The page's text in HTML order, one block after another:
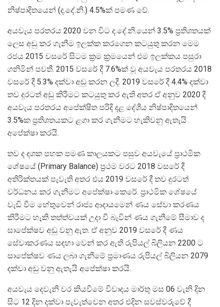
නිෂ්පාදිතයෙන් (ද.දේ.නි.) 4.5%ක් පමණ වේ.
අයවැය පරතරය 2020 වන විට ද.දේ.නි.යෙන් 3.5% ප්‍රතිශතයක්
ලෙස අඩු කර ගැනීම ඉලක්ක කරගෙන කටයුතු කරන මෙම
රජය 2015 වසරේ සිටම ක්‍රම ක්‍රමයෙන් එම ඉලක්කය පසුරා
ගනිමින් පවතී. 2015 වසරේ දී 7.6%ක් වූ අයවැය පරතරය 2018
වසරේ දී 5.3% දක්වා අඩු කරන ලදී. 2019 වසරේ දී 4.4% දක්වා
තව දුරටත් අඩු කිරීමට කටයුතු කර ඇති අතර ඒ අනුව 2020 දී
අයවැය පරතරය අපේක්ෂිත පරිදි දළ දේශීය නිෂ්පාදිතයෙන්
3.5%ක ප්‍රතිශතයකට ළගා කර ගැනීමට හැකිවනු ඇතැයි
අපේක්ෂා කරයි.
තව ද දශක පහක පමණ කාලයකට පසුව අයවැයේ ප්‍රාථමික
ශේෂයේ (Primary Balance) ප්‍රථම වරට 2018 වසරේ දී
අතිරික්තයක් පැවැති අතර එය 2019 වසරේ දී තව දුරටත්
වර්ධනය කර ගැනීමට අපේක්ෂා කෙරේ. ප්‍රාථමික ශේෂයේ
වැඩි වීම හේතුවෙන් රාජ්‍ය ආදායමෙන් ණය සේවා කරණය
කිරීමට හැකි තත්ත්වයක් උදා වී බැවින් ණය ගැනීමේ සීමාව ද
සාපේක්ෂව අඩු වනු ඇත. ඒ අනුව 2019 වසරේ දී ණය
සේවාකරණය සඳහා වෙන් කර ඇති රුපියල් බිලියන 2200 ට
සාපේක්ෂව ණය ලබා ගැනීමේ ප්‍රමාණය රුපියල් බිලියන 2079
දක්වා අඩු වනු ඇතැයි අපේක්ෂා කරයි.
අයවැය දෙවැනි වර කියවීමේ විවාදය මාර්තු මස 06 වැනි දින
සිට 12 දින දක්වා පැවැත්වෙන අතර එදින සවස්වරුවේ දී